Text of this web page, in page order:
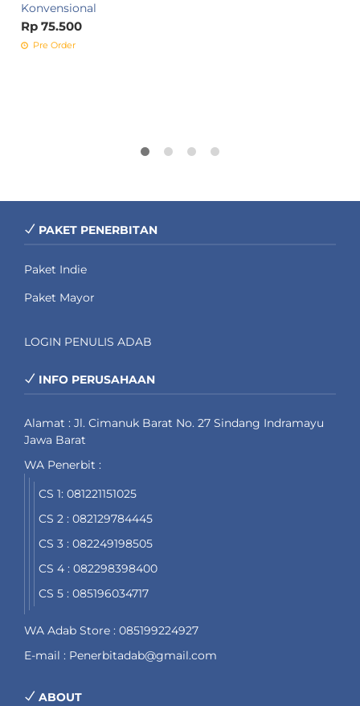
Konvensional
Rp 75.500
Pre Order
PAKET PENERBITAN
Paket Indie
Paket Mayor
LOGIN PENULIS ADAB
INFO PERUSAHAAN
Alamat : Jl. Cimanuk Barat No. 27 Sindang Indramayu
Jawa Barat
WA Penerbit :
CS 1: 081221151025
CS 2 : 082129784445
CS 3 : 082249198505
CS 4 : 082298398400
CS 5 : 085196034717
WA Adab Store : 085199224927
E-mail : Penerbitadab@gmail.com
ABOUT